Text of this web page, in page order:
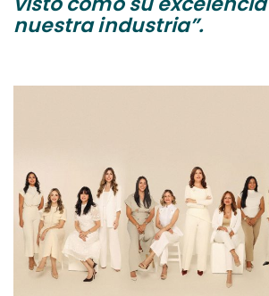
nuestra industria”.